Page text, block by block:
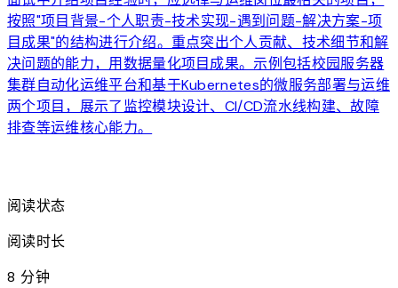
按照"项目背景-个人职责-技术实现-遇到问题-解决方案-项
目成果"的结构进行介绍。重点突出个人贡献、技术细节和解
决问题的能力，用数据量化项目成果。示例包括校园服务器
集群自动化运维平台和基于Kubernetes的微服务部署与运维
两个项目，展示了监控模块设计、CI/CD流水线构建、故障
排查等运维核心能力。
阅读状态
阅读时长
8 分钟